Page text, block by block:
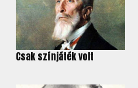
Csak színjáték volt